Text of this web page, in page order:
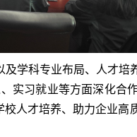
学科专业布局、人才培
实习就业等方面深化合
人才培养、助力企业